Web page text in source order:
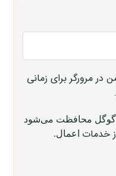
در مرورگر برای زمانی
خدمات اعمال.